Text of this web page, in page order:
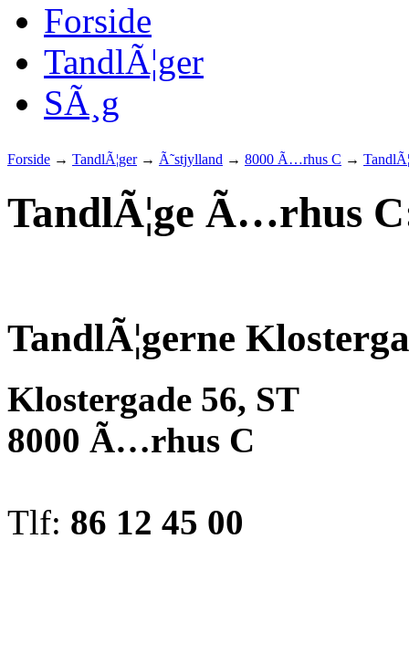
Forside
TandlÃ¦ger
SÃ¸g
Forside → TandlÃ¦ger→ Ã˜stjylland → 8000 Ã…rhus C →
TandlÃ¦ge Ã…rhus
TandlÃ¦gerne
Klostergade 56, ST
8000 Ã…rhus C
Tlf: 86 12 45 00